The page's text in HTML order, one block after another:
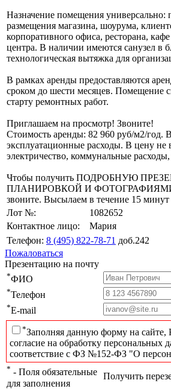
Назначение помещения универсально:
размещения магазина, шоурума,
корпоративного офиса, ресторана,
центра. В наличии имеются санузел в
технологическая вытяжка для
В рамках аренды предоставляются
сроком до шести месяцев. Помещение
старту ремонтных работ.
Приглашаем на просмотр! Звоните!
Стоимость аренды: 82 960 руб/м2/год.
эксплуатационные расходы. В цену не
электричество, коммунальные
Чтобы получить ПОДРОБНУЮ
ПЛАНИРОВКОЙ И ФОТОГРАФИЯМИ
звоните. Высылаем в течение 15 минут
Лот №:
1082652
Контактное лицо:
Мария
Телефон: 8 (495) 822-78-71 доб.242
Пожаловаться
Презентацию на почту
*ФИО
*Телефон
*E-mail
*Заполняя данную форму на сайте,
согласие на обработку персональных
соответствие с ФЗ №152-ФЗ "О
* - Поля обязательные
для заполнения
Получить